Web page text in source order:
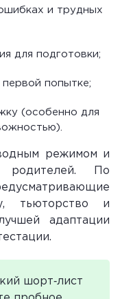
и трудных
для подготовки;
попытке;
(особенно для
режимом и
родителей. По
тьюторство и
адаптации
шорт‑лист